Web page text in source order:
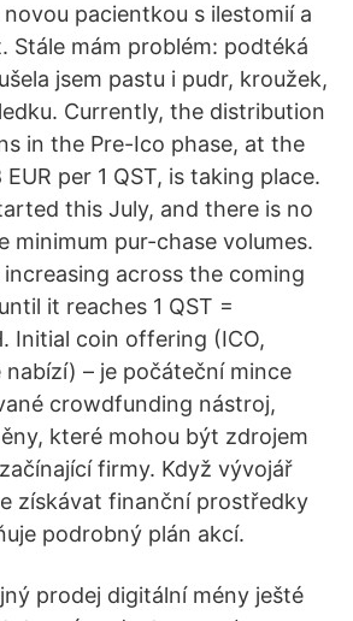
pacientkou s ilestomií a
Stále mám problém: podtéká
jsem pastu i pudr, kroužek,
Currently, the distribution
in the Pre-Ico phase, at the
per 1 QST, is taking place.
this July, and there is no
minimum pur-chase volumes.
across the coming
it reaches 1 QST =
Initial coin offering (ICO,
nabízí) – je počáteční mince
crowdfunding nástroj,
které mohou být zdrojem
firmy. Když vývojář
získávat finanční prostředky
podrobný plán akcí.
prodej digitální mény ješté